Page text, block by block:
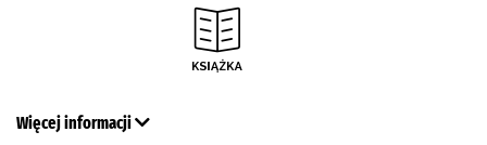
Więcej informacji